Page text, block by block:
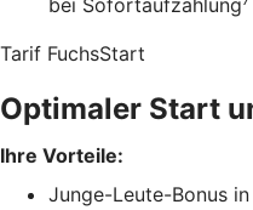
bei Sofortaufzahlung
Tarif FuchsStart
Optimaler Start
Ihre Vorteile:
Junge-Leute-Bonus